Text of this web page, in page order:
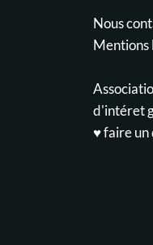
Nous
Mentions
d'intéret
♥️ faire un